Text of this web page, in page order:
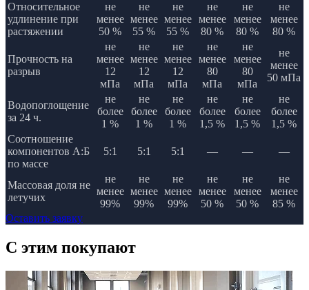
Относительное
удлинение при
растяжении
не
менее
50 %
не
менее
55 %
не
менее
55 %
не
менее
80 %
не
менее
80 %
не
менее
80 %
Прочность на
разрыв
не
менее
12
мПа
не
менее
12
мПа
не
менее
12
мПа
не
менее
80
мПа
не
менее
80
мПа
не
менее
50 мПа
Водопоглощение
за 24 ч.
не
более
1 %
не
более
1 %
не
более
1 %
не
более
1,5 %
не
более
1,5 %
не
более
1,5 %
Соотношение
компонентов А:Б
по массе
5:1 5:1 5:1 — — —
Массовая доля не
летучих
не
менее
99%
не
менее
99%
не
менее
99%
не
менее
50 %
не
менее
50 %
не
менее
85 %
Оставить заявку
C этим покупают